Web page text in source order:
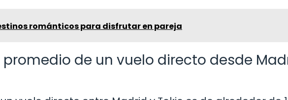
románticos para disfrutar en pareja
de un vuelo directo desde